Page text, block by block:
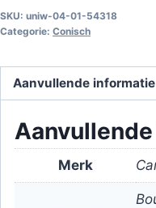
/
Sleutel
24
mm
korte
aantal
SKU: uniw-04-01-54318
Categorie: Conisch
Aanvullende informatie
Merk